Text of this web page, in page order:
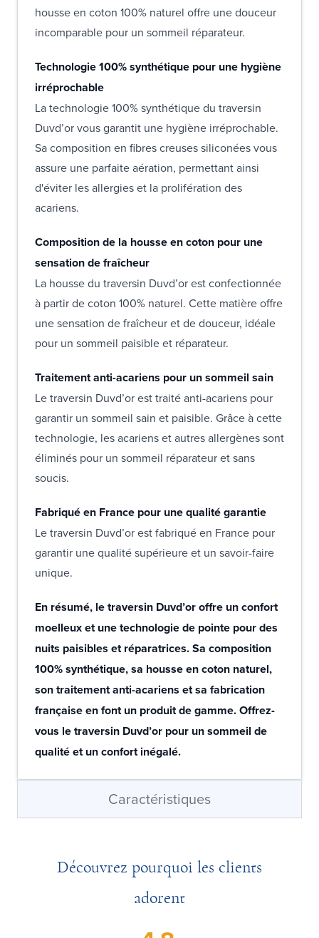
housse en coton 100% naturel offre une douceur
incomparable pour un sommeil réparateur.
Technologie 100% synthétique pour une hygiène
irréprochable
La technologie 100% synthétique du traversin
Duvd’or vous garantit une hygiène irréprochable.
Sa composition en fibres creuses siliconées vous
assure une parfaite aération, permettant ainsi
d'éviter les allergies et la prolifération des
acariens.
Composition de la housse en coton pour une
sensation de fraîcheur
La housse du traversin Duvd’or est confectionnée
à partir de coton 100% naturel. Cette matière offre
une sensation de fraîcheur et de douceur, idéale
pour un sommeil paisible et réparateur.
Traitement anti-acariens pour un sommeil sain
Le traversin Duvd’or est traité anti-acariens pour
garantir un sommeil sain et paisible. Grâce à cette
technologie, les acariens et autres allergènes sont
éliminés pour un sommeil réparateur et sans
soucis.
Fabriqué en France pour une qualité garantie
Le traversin Duvd’or est fabriqué en France pour
garantir une qualité supérieure et un savoir-faire
unique.
En résumé, le traversin Duvd’or offre un confort
moelleux et une technologie de pointe pour des
nuits paisibles et réparatrices. Sa composition
100% synthétique, sa housse en coton naturel,
son traitement anti-acariens et sa fabrication
française en font un produit de gamme. Offrez-
vous le traversin Duvd’or pour un sommeil de
qualité et un confort inégalé.
Caractéristiques
Découvrez pourquoi les clients
adorent